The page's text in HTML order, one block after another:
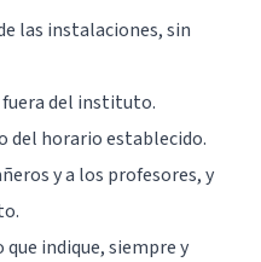
las instalaciones, sin
fuera del instituto.
del horario establecido.
y a los profesores, y
indique, siempre y